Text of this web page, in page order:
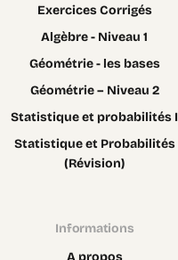
Exercices Corrigés
Algèbre - Niveau 1
Géométrie - les bases
Géométrie – Niveau 2
Statistique et probabilités I
Statistique et Probabilités
(Révision)
Informations